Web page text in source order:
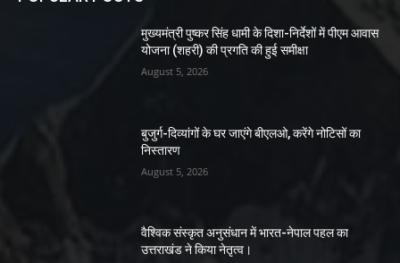
मुख्यमंत्री पुष्कर सिंह धामी के दिशा-निर्देशों में पीएम आवास
योजना (शहरी) की प्रगति की हुई समीक्षा
August 5, 2026
बुजुर्ग-दिव्यांगों के घर जाएंगे बीएलओ, करेंगे नोटिसों का
निस्तारण
August 5, 2026
वैश्विक संस्कृत अनुसंधान में भारत-नेपाल पहल का
उत्तराखंड ने किया नेतृत्व।